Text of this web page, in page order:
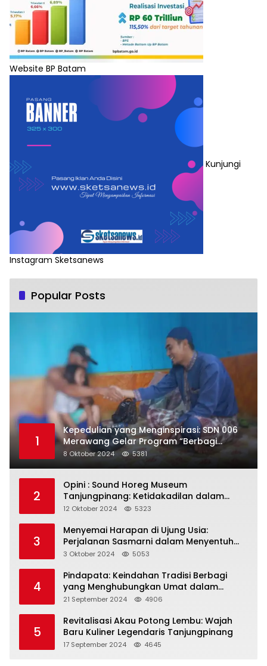
Website BP Batam
Kunjungi
Instagram Sketsanews
Popular Posts
1
Kepedulian yang Menginspirasi: SDN 006
Merawang Gelar Program “Berbagi
Segenggam Beras”
8 Oktober 2024 5381
2
Opini : Sound Horeg Museum
Tanjungpinang: Ketidakadilan dalam
Representasi
12 Oktober 2024 5323
3
Menyemai Harapan di Ujung Usia:
Perjalanan Sasmarni dalam Menyentuh
Hati dan Jiwa
3 Oktober 2024 5053
4
Pindapata: Keindahan Tradisi Berbagi
yang Menghubungkan Umat dalam
Spiritualitas dan Kebersamaan dalam
21 September 2024 4906
5
Revitalisasi Akau Potong Lembu: Wajah
Baru Kuliner Legendaris Tanjungpinang
17 September 2024 4645